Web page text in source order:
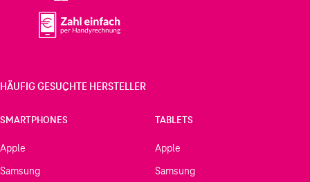
HÄUFIG GESUCHTE HERSTELLER
SMARTPHONES
Apple
Samsung
TABLETS
Apple
Samsung